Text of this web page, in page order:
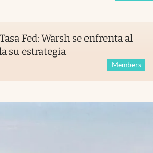
Tasa Fed: Warsh se enfrenta al
su estrategia
Members